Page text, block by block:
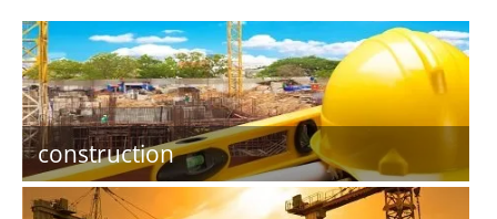
construction